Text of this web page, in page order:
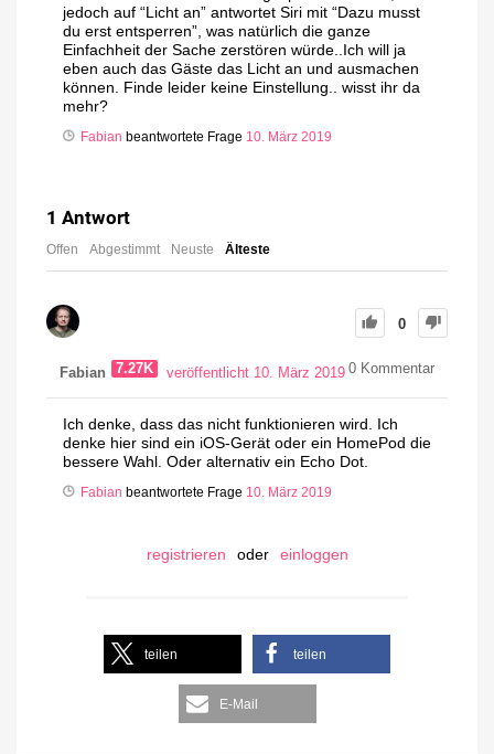
jedoch auf “Licht an” antwortet Siri mit “Dazu musst
du erst entsperren”, was natürlich die ganze
Einfachheit der Sache zerstören würde..Ich will ja
eben auch das Gäste das Licht an und ausmachen
können. Finde leider keine Einstellung.. wisst ihr da
mehr?
Fabian beantwortete Frage 10. März 2019
1 Antwort
Offen Abgestimmt Neuste Älteste
0
Fabian 7.27K veröffentlicht 10. März 2019 0 Kommentar
Ich denke, dass das nicht funktionieren wird. Ich
denke hier sind ein iOS-Gerät oder ein HomePod die
bessere Wahl. Oder alternativ ein Echo Dot.
Fabian beantwortete Frage 10. März 2019
registrieren oder einloggen
teilen teilen
E-Mail